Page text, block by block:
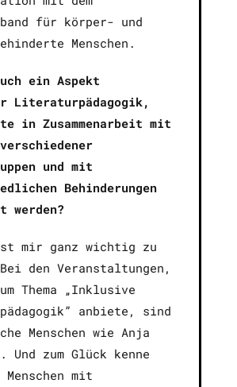
für körper- und
Menschen.
ein Aspekt
Literaturpädagogik,
in Zusammenarbeit mit
verschiedener
und mit
Behinderungen
werden?
mir ganz wichtig zu
den Veranstaltungen,
Thema „Inklusive
anbiete, sind
Menschen wie Anja
zum Glück kenne
mit